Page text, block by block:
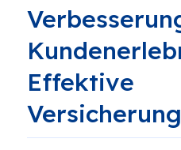
Effektive